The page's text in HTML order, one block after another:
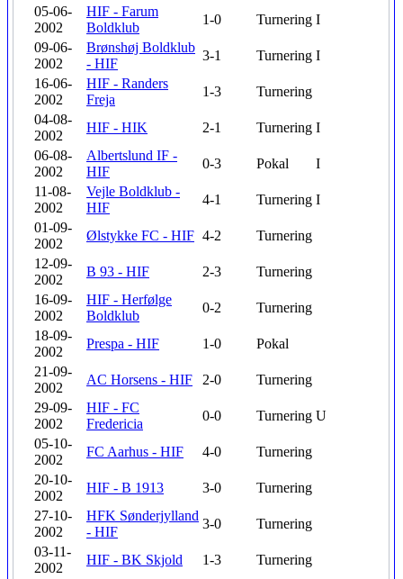
05-06-
2002
HIF - Farum
Boldklub
1-0 Turnering I
09-06-
2002
Brønshøj Boldklub
- HIF
3-1 Turnering I
16-06-
2002
HIF - Randers
Freja
1-3
Turnering
04-08-
2002
HIF - HIK 2-1 Turnering I
06-08-
2002
Albertslund IF -
HIF
0-3 Pokal
I
11-08-
2002
Vejle Boldklub -
HIF
4-1 Turnering I
01-09-
2002
Ølstykke FC - HIF 4-2
Turnering
12-09-
2002
B 93 - HIF 2-3
Turnering
16-09-
2002
HIF - Herfølge
Boldklub
0-2
Turnering
18-09-
2002
Prespa - HIF 1-0
Pokal
21-09-
2002
AC Horsens - HIF 2-0
Turnering
29-09-
2002
HIF - FC
Fredericia
0-0 Turnering U
05-10-
2002
FC Aarhus - HIF 4-0
Turnering
20-10-
2002
HIF - B 1913 3-0
Turnering
27-10-
2002
HFK Sønderjylland
- HIF
3-0
Turnering
03-11-
2002
HIF - BK Skjold 1-3
Turnering